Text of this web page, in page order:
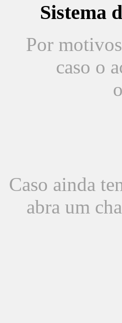
Sistema
Por
caso o
Caso ainda
abra um